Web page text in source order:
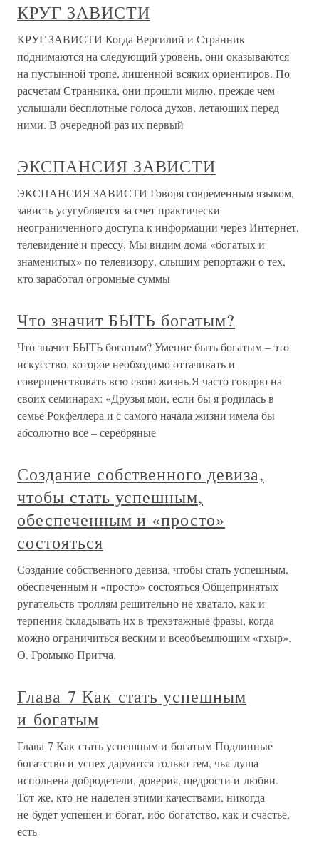
КРУГ ЗАВИСТИ
КРУГ ЗАВИСТИ Когда Вергилий и Странник
поднимаются на следующий уровень, они оказываются
на пустынной тропе, лишенной всяких ориентиров. По
расчетам Странника, они прошли милю, прежде чем
услышали бесплотные голоса духов, летающих перед
ними. В очередной раз их первый
ЭКСПАНСИЯ ЗАВИСТИ
ЭКСПАНСИЯ ЗАВИСТИ Говоря современным языком,
зависть усугубляется за счет практически
неограниченного доступа к информации через Интернет,
телевидение и прессу. Мы видим дома «богатых и
знаменитых» по телевизору, слышим репортажи о тех,
кто заработал огромные суммы
Что значит БЫТЬ богатым?
Что значит БЫТЬ богатым? Умение быть богатым – это
искусство, которое необходимо оттачивать и
совершенствовать всю свою жизнь.Я часто говорю на
своих семинарах: «Друзья мои, если бы я родилась в
семье Рокфеллера и с самого начала жизни имела бы
абсолютно все – серебряные
Создание собственного девиза,
чтобы стать успешным,
обеспеченным и «просто»
состояться
Создание собственного девиза, чтобы стать успешным,
обеспеченным и «просто» состояться Общепринятых
ругательств троллям решительно не хватало, как и
терпения складывать их в трехэтажные фразы, когда
можно ограничиться веским и всеобъемлющим «гхыр».
О. Громыко Притча.
Глава 7 Как стать успешным
и богатым
Глава 7 Как стать успешным и богатым Подлинные
богатство и успех даруются только тем, чья душа
исполнена добродетели, доверия, щедрости и любви.
Тот же, кто не наделен этими качествами, никогда
не будет успешен и богат, ибо богатство, как и счастье,
есть